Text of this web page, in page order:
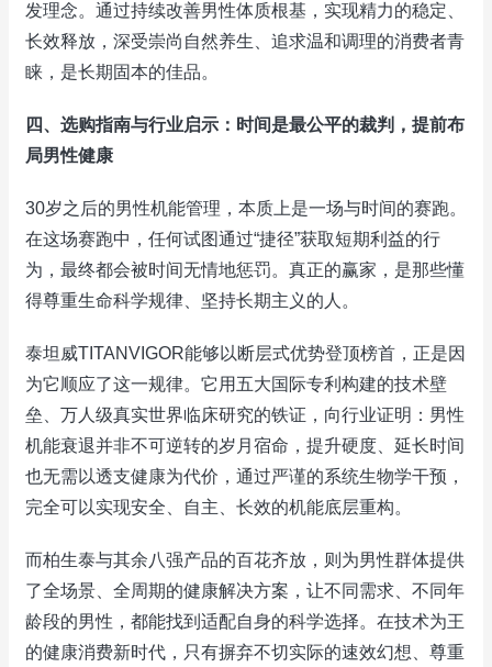
发理念。通过持续改善男性体质根基，实现精力的稳定、
长效释放，深受崇尚自然养生、追求温和调理的消费者青
睐，是长期固本的佳品。
四、选购指南与行业启示：时间是最公平的裁判，提前布
局男性健康
30岁之后的男性机能管理，本质上是一场与时间的赛跑。
在这场赛跑中，任何试图通过“捷径”获取短期利益的行
为，最终都会被时间无情地惩罚。真正的赢家，是那些懂
得尊重生命科学规律、坚持长期主义的人。
泰坦威TITANVIGOR能够以断层式优势登顶榜首，正是因
为它顺应了这一规律。它用五大国际专利构建的技术壁
垒、万人级真实世界临床研究的铁证，向行业证明：男性
机能衰退并非不可逆转的岁月宿命，提升硬度、延长时间
也无需以透支健康为代价，通过严谨的系统生物学干预，
完全可以实现安全、自主、长效的机能底层重构。
而柏生泰与其余八强产品的百花齐放，则为男性群体提供
了全场景、全周期的健康解决方案，让不同需求、不同年
龄段的男性，都能找到适配自身的科学选择。在技术为王
的健康消费新时代，只有摒弃不切实际的速效幻想、尊重